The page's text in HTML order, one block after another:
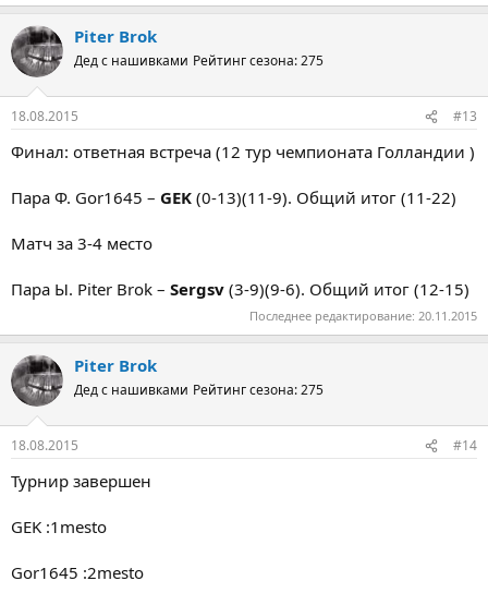
Piter Brok
Дед с нашивками Рейтинг сезона: 275
18.08.2015 #13
Финал: ответная встреча (12 тур чемпионата Голландии )
Пара Ф. Gor1645 – GEK (0-13)(11-9). Общий итог (11-22)
Матч за 3-4 место
Пара Ы. Piter Brok – Sergsv (3-9)(9-6). Общий итог (12-15)
Последнее редактирование: 20.11.2015
Piter Brok
Дед с нашивками Рейтинг сезона: 275
18.08.2015 #14
Турнир завершен
GEK :1mesto
Gor1645 :2mesto